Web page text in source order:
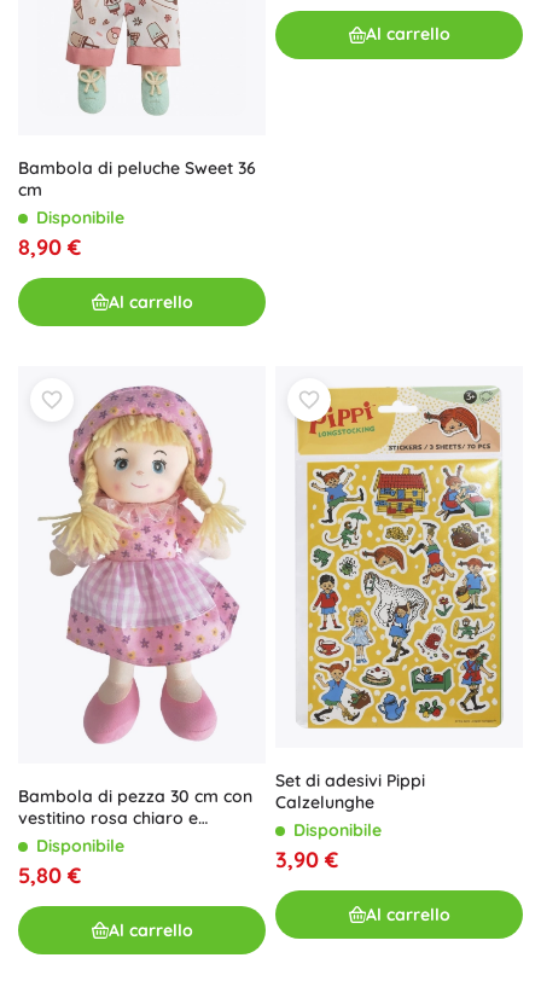
Bambola di peluche Sweet 36
cm
Disponibile
8,90 €
Al carrello
Al carrello
Bambola di pezza 30 cm con
vestitino rosa chiaro e
cappellino
Disponibile
5,80 €
Al carrello
Set di adesivi Pippi
Calzelunghe
Disponibile
3,90 €
Al carrello